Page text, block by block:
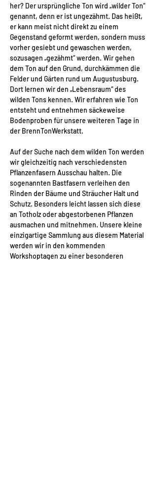
her? Der ursprüngliche Ton wird „wilder Ton“
genannt, denn er ist ungezähmt. Das heißt,
er kann meist nicht direkt zu einem
Gegenstand geformt werden, sondern muss
vorher gesiebt und gewaschen werden,
sozusagen „gezähmt“ werden. Wir gehen
dem Ton auf den Grund, durchkämmen die
Felder und Gärten rund um Augustusburg.
Dort lernen wir den „Lebensraum“ des
wilden Tons kennen. Wir erfahren wie Ton
entsteht und entnehmen säckeweise
Bodenproben für unsere weiteren Tage in
der BrennTonWerkstatt.
Auf der Suche nach dem wilden Ton werden
wir gleichzeitig nach verschiedensten
Pflanzenfasern Ausschau halten. Die
sogenannten Bastfasern verleihen den
Rinden der Bäume und Sträucher Halt und
Schutz. Besonders leicht lassen sich diese
an Totholz oder abgestorbenen Pflanzen
ausmachen und mitnehmen. Unsere kleine
einzigartige Sammlung aus diesem Material
werden wir in den kommenden
Workshoptagen zu einer besonderen